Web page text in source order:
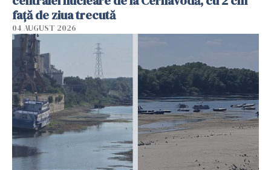
faţă de ziua trecută
04 AUGUST 2026